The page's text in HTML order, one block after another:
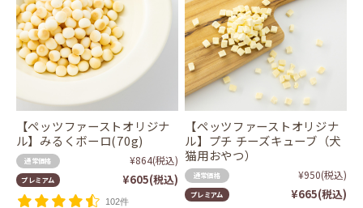
【ペッツファーストオリジナ
ル】みるくボーロ(70g)
通常価格 ¥864(税込)
プレミアム ¥605(税込)
102件
【ペッツファーストオリジナ
ル】プチ チーズキューブ（犬
猫用おやつ）
通常価格 ¥950(税込)
プレミアム ¥665(税込)